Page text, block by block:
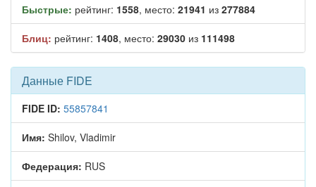
Быстрые: рейтинг: 1558, место: 21941 из 277884
Блиц: рейтинг: 1408, место: 29030 из 111498
Данные FIDE
FIDE ID: 55857841
Имя: Shilov, Vladimir
Федерация: RUS